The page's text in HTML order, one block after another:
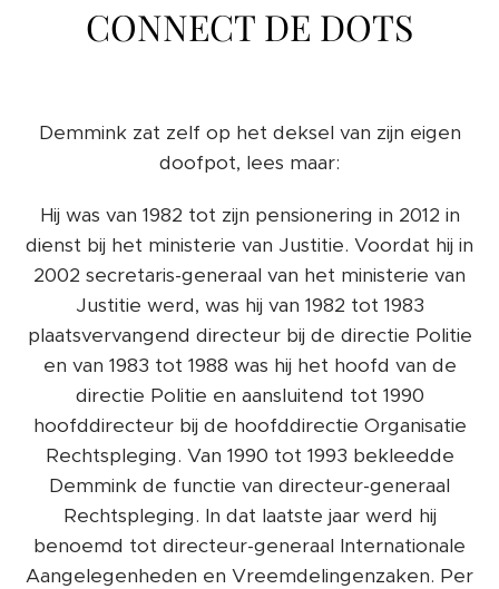
CONNECT DE DOTS
Demmink zat zelf op het deksel van zijn eigen
doofpot, lees maar:
Hij was van 1982 tot zijn pensionering in 2012 in
dienst bij het ministerie van Justitie. Voordat hij in
2002 secretaris-generaal van het ministerie van
Justitie werd, was hij van 1982 tot 1983
plaatsvervangend directeur bij de directie Politie
en van 1983 tot 1988 was hij het hoofd van de
directie Politie en aansluitend tot 1990
hoofddirecteur bij de hoofddirectie Organisatie
Rechtspleging. Van 1990 tot 1993 bekleedde
Demmink de functie van directeur-generaal
Rechtspleging. In dat laatste jaar werd hij
benoemd tot directeur-generaal Internationale
Aangelegenheden en Vreemdelingenzaken. Per